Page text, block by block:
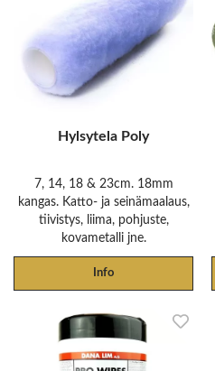
Hylsytela Poly
7, 14, 18 & 23cm. 18mm
kangas. Katto- ja seinämaalaus,
tiivistys, liima, pohjuste,
kovametalli jne.
Info